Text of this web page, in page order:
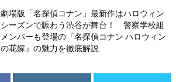
劇場版「名探偵コナン」最新作はハロウィン
シーズンで賑わう渋谷が舞台！ 警察学校組
メンバーも登場の『名探偵コナン ハロウィン
の花嫁』の魅力を徹底解説